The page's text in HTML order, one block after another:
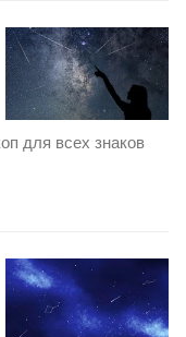
для всех знаков